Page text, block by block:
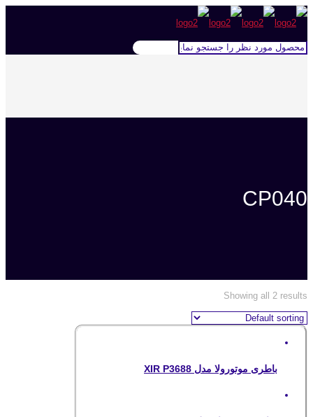
CP040
Showing all 2 results
باطری موتورولا مدل XIR P3688